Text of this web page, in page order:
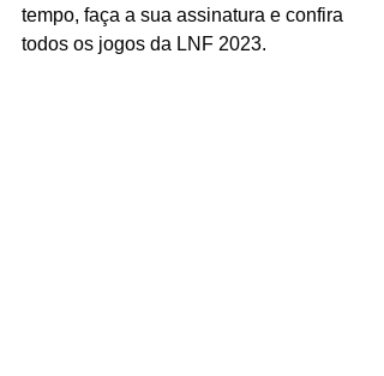
tempo, faça a sua assinatura e confira
todos os jogos da LNF 2023.